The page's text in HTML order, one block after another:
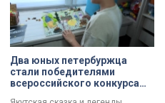
Два юных петербуржца
стали победителями
всероссийского конкурса